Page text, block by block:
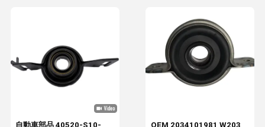
自動車部品 40520-S10-
OEM 2034101981 W203